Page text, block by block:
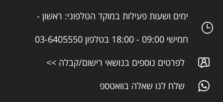
ימים ושעות פעילות במוקד הטלפוני: ראשון -
חמישי 09:00 - 18:00 בטלפון 03-6405550
לפרטים נוספים בנושאי רישום/קבלה >>
שלח לנו שאלה בוואטספ